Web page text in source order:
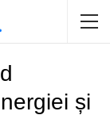
și